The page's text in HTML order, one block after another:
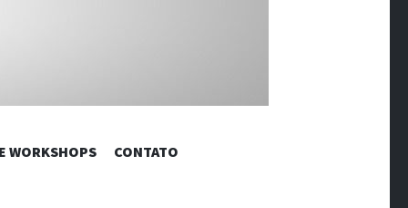
|
WORKSHOPS CONTATO